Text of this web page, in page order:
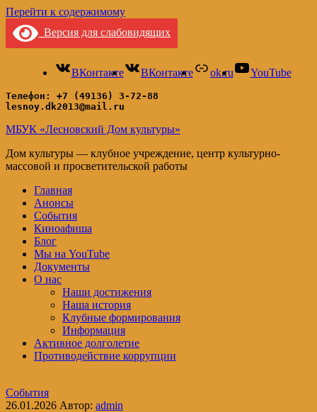
Перейти к содержимому
Версия для слабовидящих
ВКонтакте ВКонтакте ok.ru YouTube
Телефон: +7 (49136) 3-72-88
lesnoy.dk2013@mail.ru
МБУК «Лесновский Дом культуры»
Дом культуры — клубное учреждение, центр культурно-
массовой и просветительской работы
Главная
Анонсы
События
Киноафиша
Блог
Мы на YouTube
Документы
О нас
Наши достижения
Наша история
Клубные формирования
Информация
Активное долголетие
Противодействие коррупции
События
26.01.2026 Автор: admin